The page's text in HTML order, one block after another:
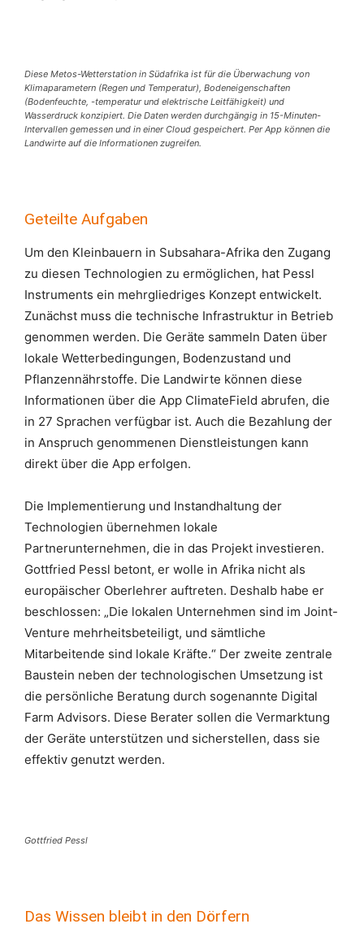
Diese Metos-Wetterstation in Südafrika ist für die Überwachung von
Klimaparametern (Regen und Temperatur), Bodeneigenschaften
(Bodenfeuchte, -temperatur und elektrische Leitfähigkeit) und
Wasserdruck konzipiert. Die Daten werden durchgängig in 15-Minuten-
Intervallen gemessen und in einer Cloud gespeichert. Per App können die
Landwirte auf die Informationen zugreifen.
Geteilte Aufgaben
Um den Kleinbauern in Subsahara-Afrika den Zugang
zu diesen Technologien zu ermöglichen, hat Pessl
Instruments ein mehrgliedriges Konzept entwickelt.
Zunächst muss die technische Infrastruktur in Betrieb
genommen werden. Die Geräte sammeln Daten über
lokale Wetterbedingungen, Bodenzustand und
Pflanzennährstoffe. Die Landwirte können diese
Informationen über die App ClimateField abrufen, die
in 27 Sprachen verfügbar ist. Auch die Bezahlung der
in Anspruch genommenen Dienstleistungen kann
direkt über die App erfolgen.
Die Implementierung und Instandhaltung der
Technologien übernehmen lokale
Partnerunternehmen, die in das Projekt investieren.
Gottfried Pessl betont, er wolle in Afrika nicht als
europäischer Oberlehrer auftreten. Deshalb habe er
beschlossen: „Die lokalen Unternehmen sind im Joint-
Venture mehrheitsbeteiligt, und sämtliche
Mitarbeitende sind lokale Kräfte.“ Der zweite zentrale
Baustein neben der technologischen Umsetzung ist
die persönliche Beratung durch sogenannte Digital
Farm Advisors. Diese Berater sollen die Vermarktung
der Geräte unterstützen und sicherstellen, dass sie
effektiv genutzt werden.
Gottfried Pessl
Das Wissen bleibt in den Dörfern